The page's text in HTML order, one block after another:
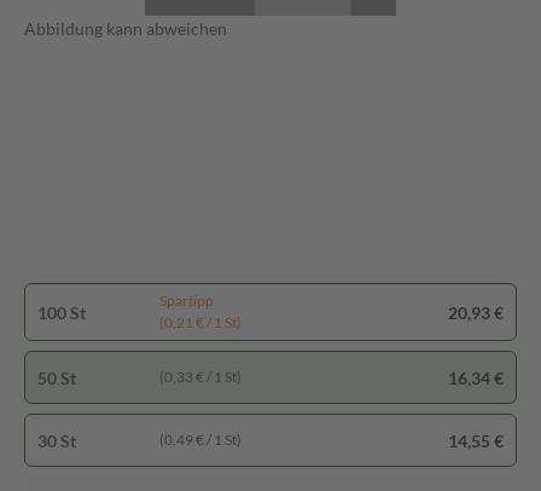
Abbildung kann abweichen
100 St
Spartipp
(0,21 € / 1 St)
20,93 €
50 St (0,33 € / 1 St) 16,34 €
30 St (0,49 € / 1 St) 14,55 €